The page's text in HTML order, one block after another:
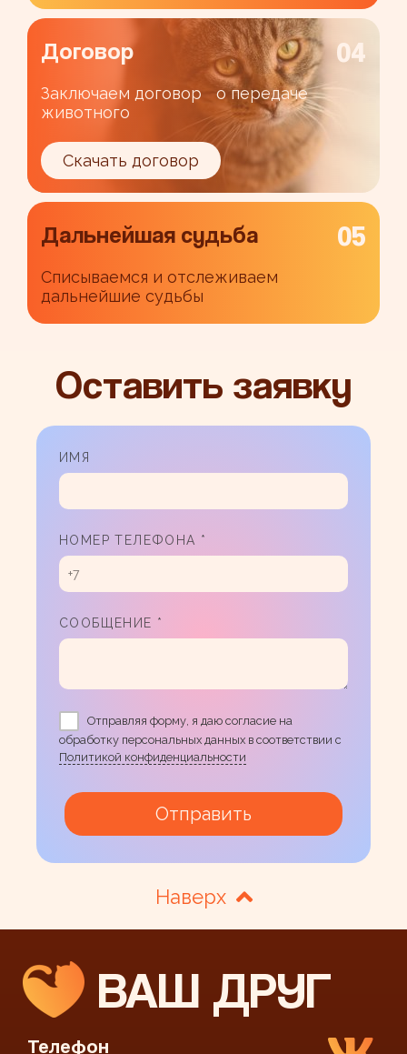
Договор 04
Заключаем договор о передаче
животного
Скачать договор
Дальнейшая судьба 05
Cписываемся и отслеживаем
дальнейшие судьбы
Оставить заявку
ИМЯ
НОМЕР ТЕЛЕФОНА *
СООБЩЕНИЕ *
Отправляя форму, я даю согласие на
обработку персональных данных в соответствии с
Политикой конфиденциальности
Отправить
Наверх
ВАШ ДРУГ
Телефон